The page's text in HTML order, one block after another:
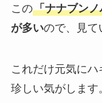
この「ナナブン
が多いので、見て
これだけ元気に
珍しい気がします